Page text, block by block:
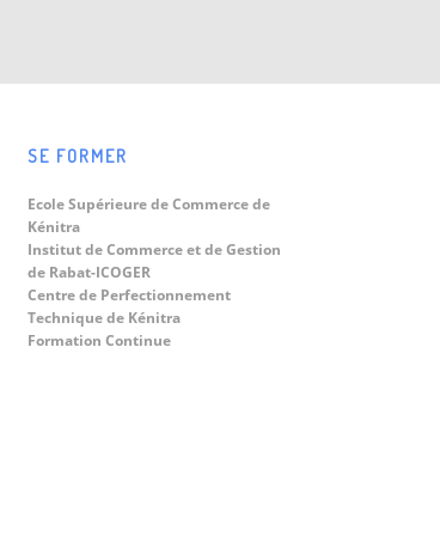
SE FORMER
Ecole Supérieure de Commerce de
Kénitra
Institut de Commerce et de Gestion
de Rabat-ICOGER
Centre de Perfectionnement
Technique de Kénitra
Formation Continue